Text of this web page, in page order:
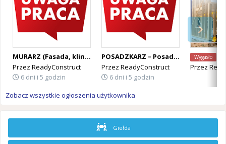
MURARZ (Fasada, klinkier) - PRACA W BELGII
Przez ReadyConstruct
6 dni i 5 godzin
POSADZKARZ – Posadzki żywiczne, epoksydowe - PRACA W BELGII
Przez ReadyConstruct
6 dni i 5 godzin
Wygasło
Przez
Zobacz wszystkie ogłoszenia użytkownika
Giełda